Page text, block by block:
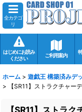
全カテゴ
リ
はじめにお読み
ください
ご利用案内
ホーム > 遊戯王 構築済みデ
>
【SR11】ストラクチャー
【SR11】ストラ